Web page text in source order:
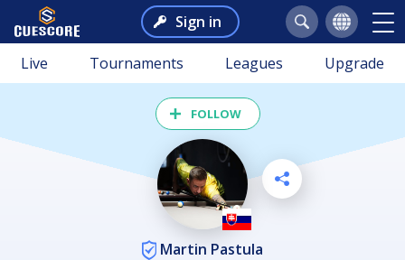
Sign in
Live Tournaments Leagues Upgrade
FOLLOW
Martin Pastula